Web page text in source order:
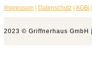
Impressum Datenschutz AGB
2023 © Griffnerhaus GmbH